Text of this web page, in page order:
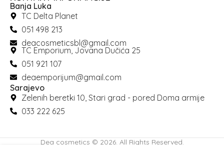
Banja Luka
TC Delta Planet
051 498 213
deacosmeticsbl@gmail.com
TC Emporium, Jovana Dučića 25
051 921 107
deaemporijum@gmail.com
Sarajevo
Zelenih beretki 10, Stari grad - pored Doma armije
033 222 625
Dea cosmetics © 2026. All Rights Reserved.